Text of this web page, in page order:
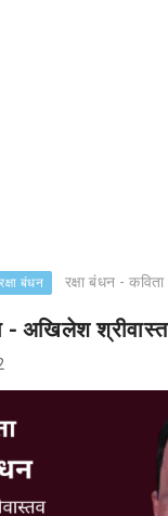
रक्षा बंधन रक्षा बंधन -
- अखिलेश